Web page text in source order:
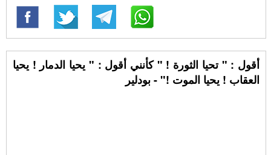
أقول : " تحيا الثورة ! " كأنني أقول : " يحيا الدمار ! يحيا
العقاب ! يحيا الموت !" - بودلير